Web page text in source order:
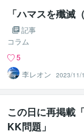
「ハマスを殲滅
記事
コラム
5
李レオン
2023/11/
この日に再掲載
KK問題」